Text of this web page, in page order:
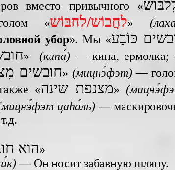
вместо привычного «
«לַחֲבוֹש/לַחבּוֹש»
убор». Мы «כּוֹבַע
»(кипа́) — кипа, ермолка;
חובשים» (мицнэ́фэт)—
«מצנפת שינה»
цаhа́ль)—
הוא»
— Он носит забавную шляпу.